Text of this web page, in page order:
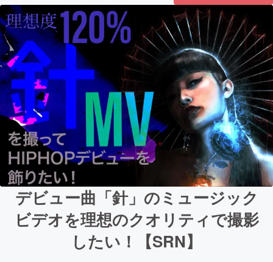
デビュー曲「針」のミュージック
ビデオを理想のクオリティで撮影
したい！【SRN】